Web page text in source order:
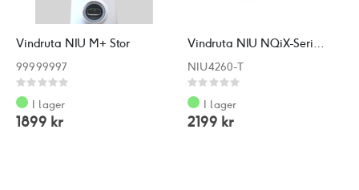
Vindruta NIU M+ Stor
99999997
Rating:
0%
I lager
1899 kr
Vindruta NIU NQiX-Serie Stor
NIU4260-T
Rating:
0%
I lager
2199 kr